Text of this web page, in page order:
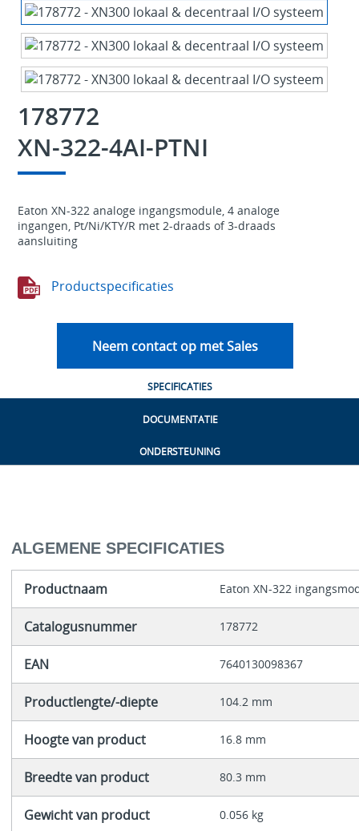
178772
XN-322-4AI-PTNI
Eaton XN-322 analoge ingangsmodule, 4 analoge
ingangen, Pt/Ni/KTY/R met 2-draads of 3-draads
aansluiting
Productspecificaties
Neem contact op met Sales
SPECIFICATIES
DOCUMENTATIE
ONDERSTEUNING
ALGEMENE SPECIFICATIES
Productnaam Eaton XN-322
Catalogusnummer 178772
EAN 7640130098367
Productlengte/-diepte 104.2 mm
Hoogte van product 16.8 mm
Breedte van product 80.3 mm
Gewicht van product 0.056 kg